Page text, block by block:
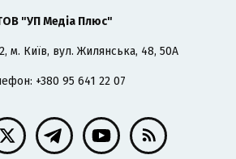
"УП Медіа Плюс"
м. Київ, вул. Жилянська, 48, 50А
+380 95 641 22 07